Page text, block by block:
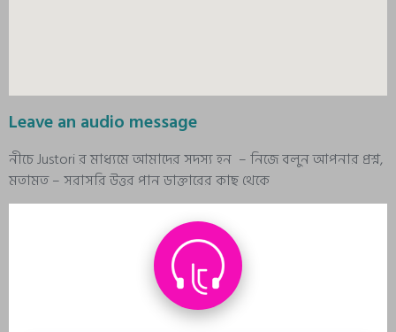
Leave an audio message
নীচে Justori র মাধ্যমে আমাদের সদস্য হন – নিজে বলুন আপনার প্রশ্ন,
মতামত – সরাসরি উত্তর পান ডাক্তারের কাছ থেকে